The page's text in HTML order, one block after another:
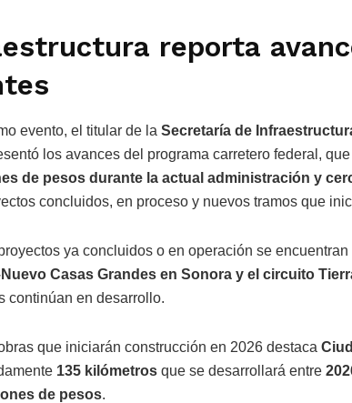
reporta
evento, el titular de la Secretaría de
los avances del programa carretero federal,
de pesos durante la actual administración y
concluidos, en proceso y nuevos tramos que
ya concluidos o en operación se encuentran
Casas Grandes en Sonora y el circuito
continúan en desarrollo.
que iniciarán construcción en 2026 destaca
135 kilómetros que se desarrollará entre
de pesos.